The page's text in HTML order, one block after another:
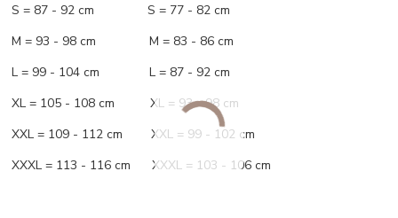
S = 87 - 92 cm S = 77 - 82 cm
M = 93 - 98 cm M = 83 - 86 cm
L = 99 - 104 cm L = 87 - 92 cm
XL = 105 - 108 cm XL = 93 - 98 cm
XXL = 109 - 112 cm XXL = 99 - 102 cm
XXXL = 113 - 116 cm XXXL = 103 - 106 cm